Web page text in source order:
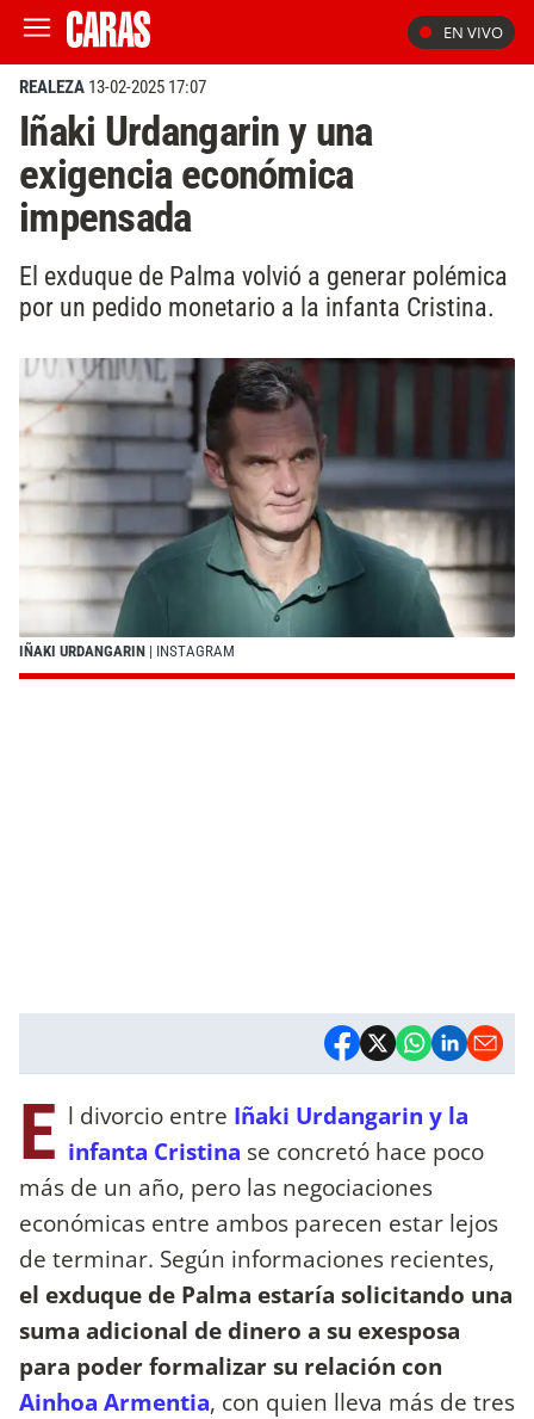
EN VIVO
REALEZA 13-02-2025 17:07
Iñaki Urdangarin y una
exigencia económica
impensada
El exduque de Palma volvió a generar polémica
por un pedido monetario a la infanta Cristina.
IÑAKI URDANGARIN | INSTAGRAM
E l divorcio entre Iñaki Urdangarin y la
infanta Cristina se concretó hace poco
más de un año, pero las negociaciones
económicas entre ambos parecen estar lejos
de terminar. Según informaciones recientes,
el exduque de Palma estaría solicitando una
suma adicional de dinero a su exesposa
para poder formalizar su relación con
Ainhoa Armentia, con quien lleva más de tres